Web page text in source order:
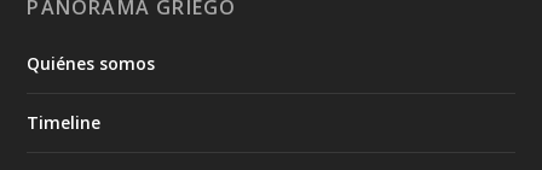
PANORAMA GRIEGO
Quiénes somos
Timeline